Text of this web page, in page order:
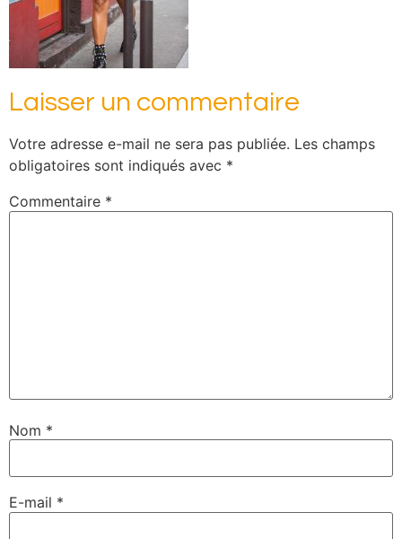
Laisser un commentaire
Votre adresse e-mail ne sera pas publiée. Les champs
obligatoires sont indiqués avec *
Commentaire *
Nom *
E-mail *